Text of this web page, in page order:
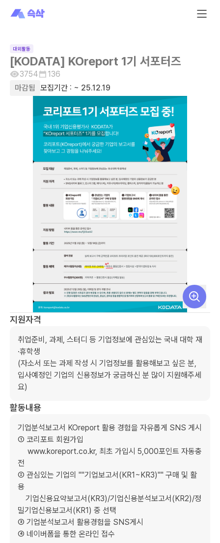
대외활동
[KODATA] KOreport 1기 서포터즈
3754
136
마감됨
모집기간 : ~ 25.12.19
지원자격
취업준비, 과제, 스터디 등 기업정보에 관심있는 국내 대학 재
·휴학생
(자소서 또는 과제 작성 시 기업정보를 활용해보고 싶은 분,
입사예정인 기업의 신용정보가 궁금하신 분 많이 지원해주세
요)
활동내용
기업분석보고서 KOreport 활용 경험을 자유롭게 SNS 게시
① 코리포트 회원가입
전
② 관심있는 기업의 ""기업보고서(KR1~KR3)"" 구매 및 활
용
밀기업신용보고서(KR1) 중 선택
③ 기업분석보고서 활용경험을 SNS게시
④ 네이버폼을 통한 온라인 접수